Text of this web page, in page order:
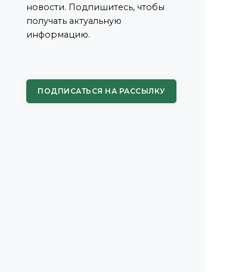
новости. Подпишитесь, чтобы
получать актуальную
информацию.
ПОДПИСАТЬСЯ НА РАССЫЛКУ